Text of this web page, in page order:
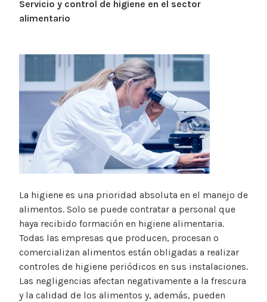
Servicio y control de higiene en el sector
alimentario
La higiene es una prioridad absoluta en el manejo de
alimentos. Solo se puede contratar a personal que
haya recibido formación en higiene alimentaria.
Todas las empresas que producen, procesan o
comercializan alimentos están obligadas a realizar
controles de higiene periódicos en sus instalaciones.
Las negligencias afectan negativamente a la frescura
y la calidad de los alimentos y, además, pueden